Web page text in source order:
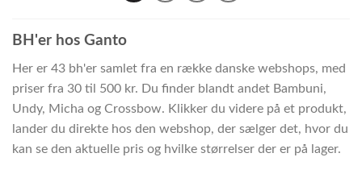
BH'er hos Ganto
Her er 43 bh'er samlet fra en række danske webshops, med
priser fra 30 til 500 kr. Du finder blandt andet Bambuni,
Undy, Micha og Crossbow. Klikker du videre på et produkt,
lander du direkte hos den webshop, der sælger det, hvor du
kan se den aktuelle pris og hvilke størrelser der er på lager.